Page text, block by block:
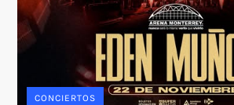
CONCIERTOS